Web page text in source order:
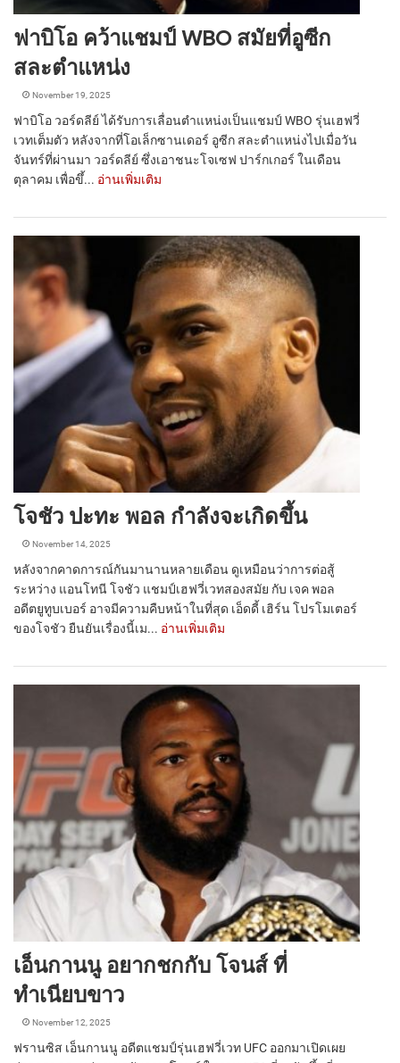
ฟาบิโอ คว้าแชมป์ WBO สมัยที่อูซีก
สละตำแหน่ง
November 19, 2025
ฟาบิโอ วอร์ดลีย์ ได้รับการเลื่อนตำแหน่งเป็นแชมป์ WBO รุ่นเฮฟวี่
เวทเต็มตัว หลังจากที่โอเล็กซานเดอร์ อูซีก สละตำแหน่งไปเมื่อวัน
จันทร์ที่ผ่านมา วอร์ดลีย์ ซึ่งเอาชนะโจเซฟ ปาร์กเกอร์ ในเดือน
ตุลาคม เพื่อขึ้... อ่านเพิ่มเติม
โจชัว ปะทะ พอล กำลังจะเกิดขึ้น
November 14, 2025
หลังจากคาดการณ์กันมานานหลายเดือน ดูเหมือนว่าการต่อสู้
ระหว่าง แอนโทนี โจชัว แชมป์เฮฟวี่เวทสองสมัย กับ เจค พอล
อดีตยูทูบเบอร์ อาจมีความคืบหน้าในที่สุด เอ็ดดี้ เฮิร์น โปรโมเตอร์
ของโจชัว ยืนยันเรื่องนี้เม... อ่านเพิ่มเติม
เอ็นกานนู อยากชกกับ โจนส์ ที่
ทำเนียบขาว
November 12, 2025
ฟรานซิส เอ็นกานนู ​​อดีตแชมป์รุ่นเฮฟวี่เวท UFC ออกมาเปิดเผย